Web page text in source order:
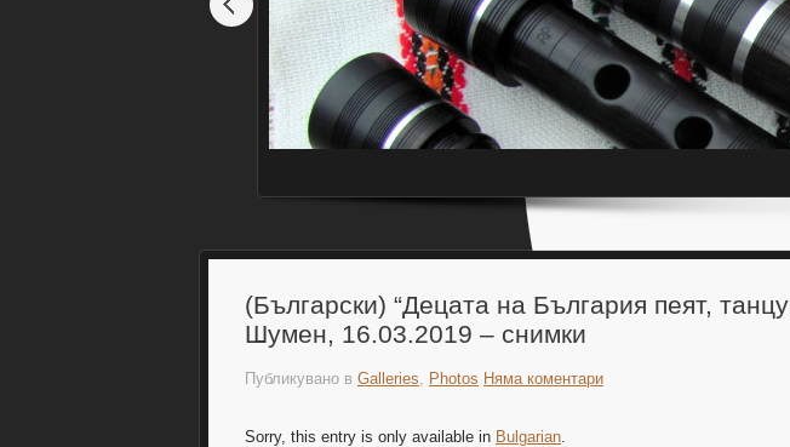
(Български) “Децата на България пеят,
Шумен, 16.03.2019 – снимки
Публикувано в Galleries, Photos Няма коментари
Sorry, this entry is only available in Bulgarian.